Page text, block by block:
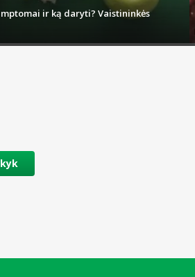
ir ką daryti? Vaistininkės